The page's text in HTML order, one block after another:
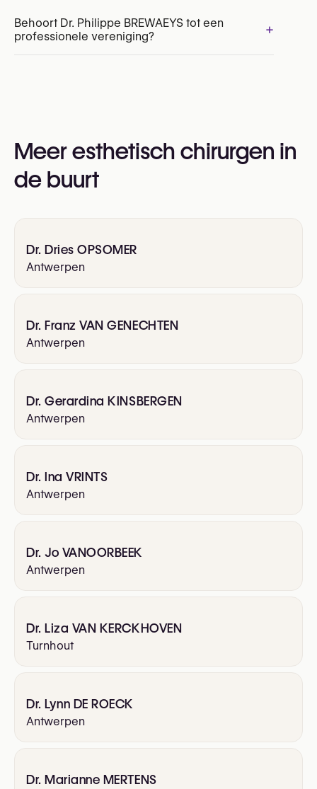
Liposuctie
Behoort Dr. Philippe BREWAEYS tot een
professionele vereniging?
+
Groupement Belge des Spécialistes)
Meer esthetisch chirurgen in
de buurt
Dr. Dries OPSOMER
Antwerpen
Dr. Franz VAN GENECHTEN
Antwerpen
Dr. Gerardina KINSBERGEN
Antwerpen
Dr. Ina VRINTS
Antwerpen
Dr. Jo VANOORBEEK
Antwerpen
Dr. Liza VAN KERCKHOVEN
Turnhout
Dr. Lynn DE ROECK
Antwerpen
Dr. Marianne MERTENS